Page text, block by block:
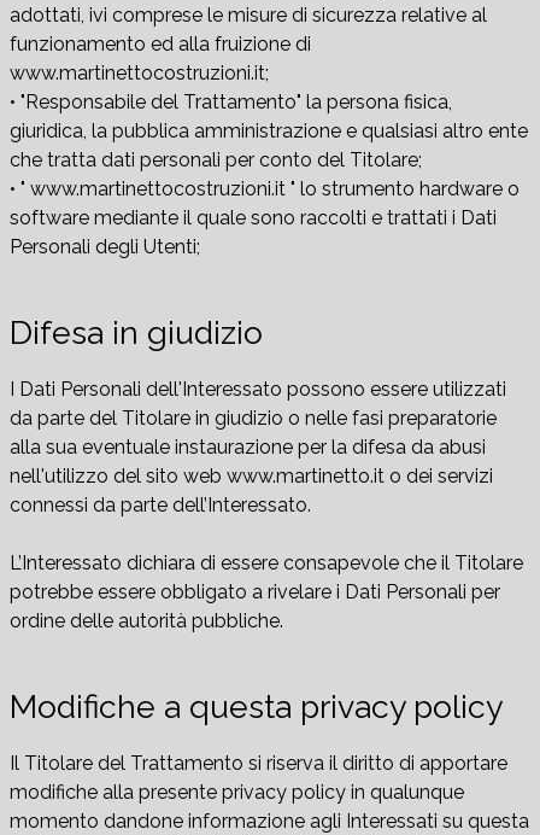
adottati, ivi comprese le misure di sicurezza relative al
funzionamento ed alla fruizione di
www.martinettocostruzioni.it;
• "Responsabile del Trattamento" la persona fisica,
giuridica, la pubblica amministrazione e qualsiasi altro ente
che tratta dati personali per conto del Titolare;
• " www.martinettocostruzioni.it " lo strumento hardware o
software mediante il quale sono raccolti e trattati i Dati
Personali degli Utenti;
Difesa in giudizio
I Dati Personali dell'Interessato possono essere utilizzati
da parte del Titolare in giudizio o nelle fasi preparatorie
alla sua eventuale instaurazione per la difesa da abusi
nell'utilizzo del sito web www.martinetto.it o dei servizi
connessi da parte dell’Interessato.
L’Interessato dichiara di essere consapevole che il Titolare
potrebbe essere obbligato a rivelare i Dati Personali per
ordine delle autorità pubbliche.
Modifiche a questa privacy policy
Il Titolare del Trattamento si riserva il diritto di apportare
modifiche alla presente privacy policy in qualunque
momento dandone informazione agli Interessati su questa